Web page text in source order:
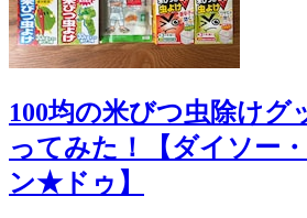
100均の米びつ虫除けグ
ってみた！【ダイソー
ン★ドゥ】